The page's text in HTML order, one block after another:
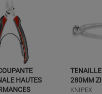
HAUTES
TENAILLE
280MM
KNIPEX